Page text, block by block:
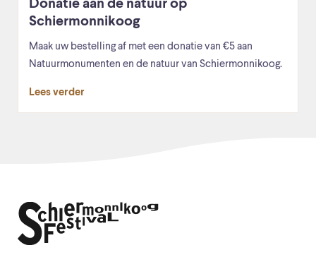
Donatie aan de natuur op
Schiermonnikoog
Maak uw bestelling af met een donatie van €5 aan
Natuurmonumenten en de natuur van Schiermonnikoog.
Lees verder